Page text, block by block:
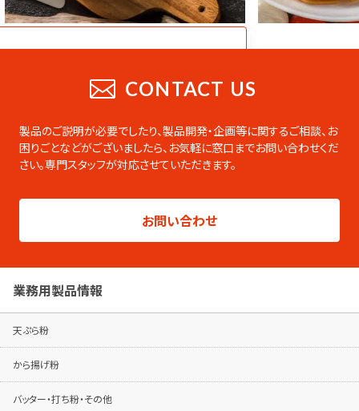
業務用総合カタログ
です。PDFのダウンロードやページの印刷な
ども可能です。
製品シリーズ毎のパンフレットは専用ページ
でご覧ください。
パンフレットはこちらから
CONTACT US
製品のご説明が必要でしたり、製品開発・企画等に関するご相談、お
困りごとなどがございましたら、 お気軽に窓口までお問い合わせくだ
さい。専門スタッフが対応させていただきます。
お問い合わせ
業務用製品情報
天ぷら粉
から揚げ粉
バッター・打ち粉・その他